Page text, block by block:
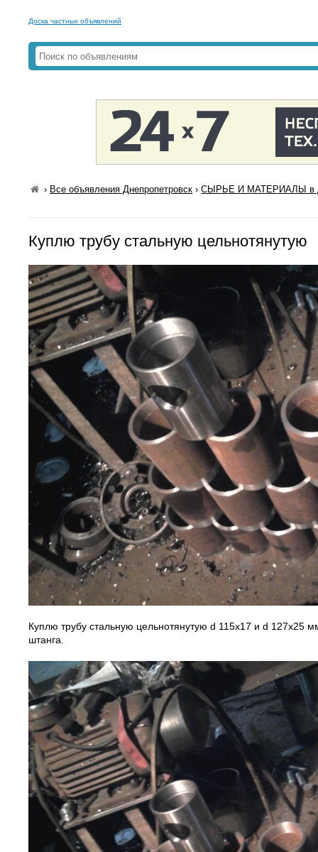
Доска частных объявлений
› Все объявления Днепропетровск ›СЫРЬЕ И МАТЕРИАЛЫ в
Куплю трубу стальную цельнотянутую
Куплю трубу стальную цельнотянутую d 115х17 и d 127х25
штанга.